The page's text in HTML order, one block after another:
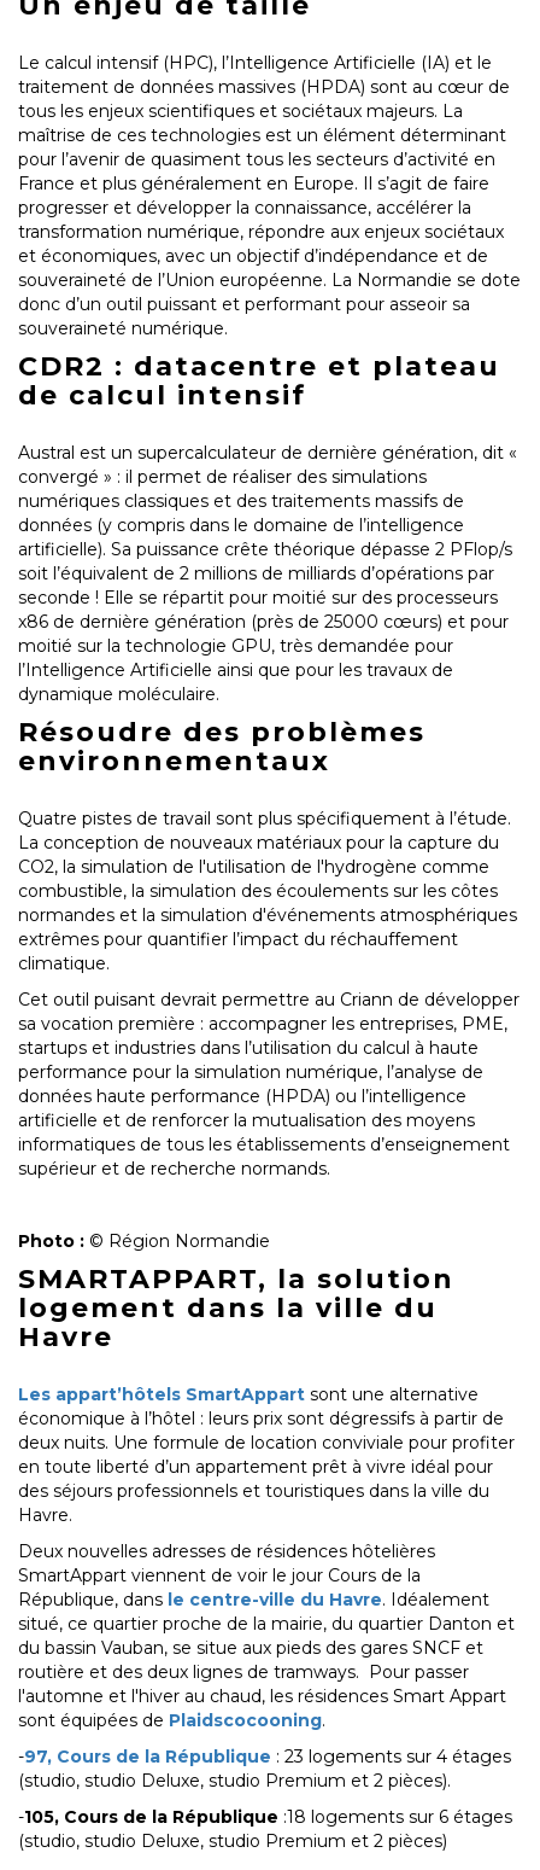
Le calcul intensif (HPC), l’Intelligence Artificielle (IA) et le
traitement de données massives (HPDA) sont au cœur de
tous les enjeux scientifiques et sociétaux majeurs. La
maîtrise de ces technologies est un élément déterminant
pour l’avenir de quasiment tous les secteurs d’activité en
France et plus généralement en Europe. Il s’agit de faire
progresser et développer la connaissance, accélérer la
transformation numérique, répondre aux enjeux sociétaux
et économiques, avec un objectif d’indépendance et de
souveraineté de l’Union européenne. La Normandie se dote
donc d’un outil puissant et performant pour asseoir sa
souveraineté numérique.
CDR2 : datacentre et plateau
de calcul intensif
Austral est un supercalculateur de dernière génération, dit «
convergé » : il permet de réaliser des simulations
numériques classiques et des traitements massifs de
données (y compris dans le domaine de l’intelligence
artificielle). Sa puissance crête théorique dépasse 2 PFlop/s
soit l’équivalent de 2 millions de milliards d’opérations par
seconde ! Elle se répartit pour moitié sur des processeurs
x86 de dernière génération (près de 25000 cœurs) et pour
moitié sur la technologie GPU, très demandée pour
l’Intelligence Artificielle ainsi que pour les travaux de
dynamique moléculaire.
Résoudre des problèmes
environnementaux
Quatre pistes de travail sont plus spécifiquement à l’étude.
La conception de nouveaux matériaux pour la capture du
CO2, la simulation de l'utilisation de l'hydrogène comme
combustible, la simulation des écoulements sur les côtes
normandes et la simulation d'événements atmosphériques
extrêmes pour quantifier l’impact du réchauffement
climatique.
Cet outil puisant devrait permettre au Criann de développer
sa vocation première : accompagner les entreprises, PME,
startups et industries dans l’utilisation du calcul à haute
performance pour la simulation numérique, l’analyse de
données haute performance (HPDA) ou l’intelligence
artificielle et de renforcer la mutualisation des moyens
informatiques de tous les établissements d’enseignement
supérieur et de recherche normands.
Photo : © Région Normandie
SMARTAPPART, la solution
logement dans la ville du
Havre
Les appart’hôtels SmartAppart sont une alternative
économique à l’hôtel : leurs prix sont dégressifs à partir de
deux nuits. Une formule de location conviviale pour profiter
en toute liberté d’un appartement prêt à vivre idéal pour
des séjours professionnels et touristiques dans la ville du
Havre.
Deux nouvelles adresses de résidences hôtelières
SmartAppart viennent de voir le jour Cours de la
République, dans le centre-ville du Havre. Idéalement
situé, ce quartier proche de la mairie, du quartier Danton et
du bassin Vauban, se situe aux pieds des gares SNCF et
routière et des deux lignes de tramways. Pour passer
l'automne et l'hiver au chaud, les résidences Smart Appart
sont équipées de Plaidscocooning.
-97, Cours de la République : 23 logements sur 4 étages
(studio, studio Deluxe, studio Premium et 2 pièces).
-105, Cours de la République :18 logements sur 6 étages
(studio, studio Deluxe, studio Premium et 2 pièces)